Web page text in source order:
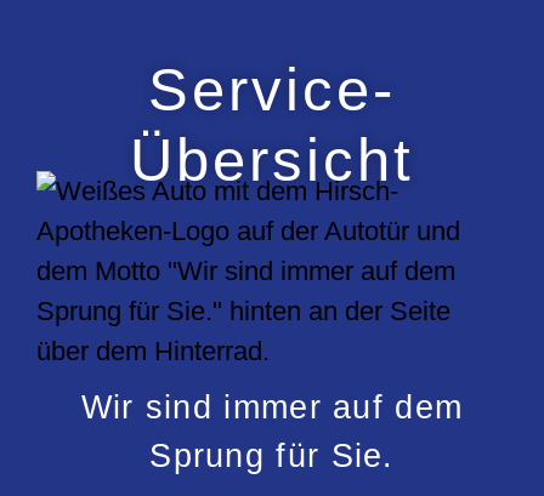
Service-
Übersicht
Wir sind immer auf dem
Sprung für Sie.